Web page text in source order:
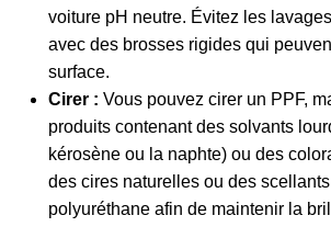
voiture pH neutre. Évitez les
avec des brosses rigides qui
surface.
Cirer : Vous pouvez cirer un PPF,
produits contenant des solvants
kérosène ou la naphte) ou des
des cires naturelles ou des
polyuréthane afin de maintenir la